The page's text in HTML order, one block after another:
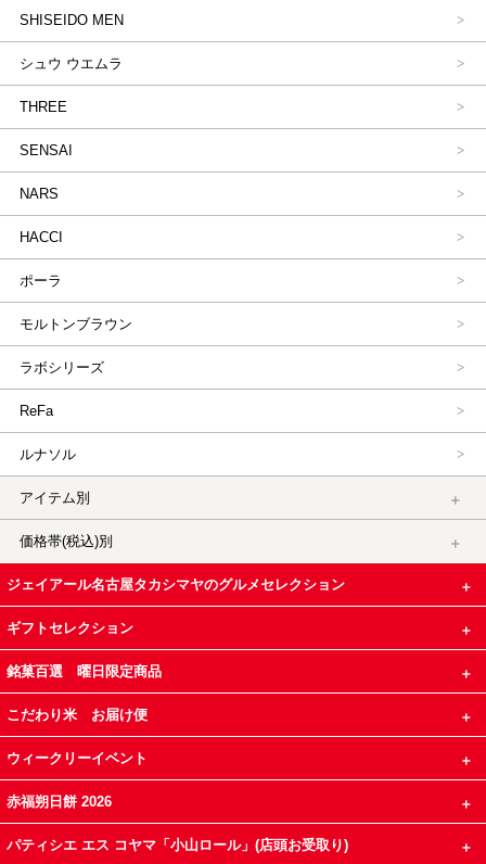
SHISEIDO MEN
シュウ ウエムラ
THREE
SENSAI
NARS
HACCI
ポーラ
モルトンブラウン
ラボシリーズ
ReFa
ルナソル
アイテム別
価格帯(税込)別
ジェイアール名古屋タカシマヤのグルメセレクション
ギフトセレクション
銘菓百選 曜日限定商品
こだわり米 お届け便
ウィークリーイベント
赤福朔日餅 2026
パティシエ エス コヤマ「小山ロール」(店頭お受取り)